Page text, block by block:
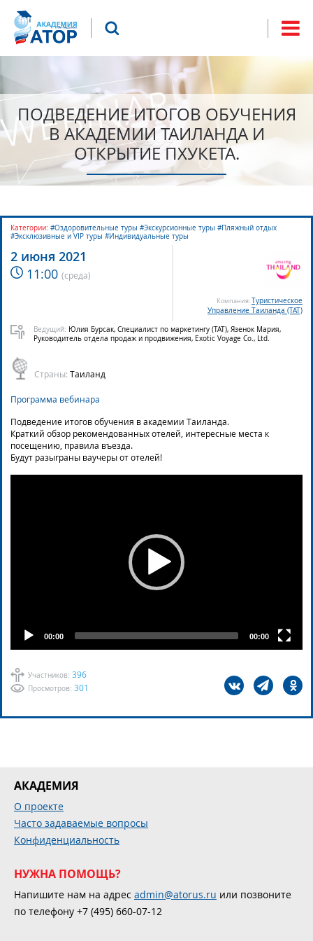
поиска
Что будем искать?
ПОДВЕДЕНИЕ ИТОГОВ ОБУЧЕНИЯ
В АКАДЕМИИ ТАИЛАНДА И
ОТКРЫТИЕ ПХУКЕТА.
2 июня 2021
11:00 (среда)
Компания:Туристическое
Управление Таиланда (TAT)
Участников: 396
Просмотров: 301
Ведущий: Юлия Бурсак, Специалист по маркетингу (ТАТ), Язенок Мария,
Руководитель отдела продаж и продвижения, Exotic Voyage Co., Ltd.
Страны: Таиланд
Категории: #Оздоровительные туры #Экскурсионные туры #Пляжный отдых
#Эксклюзивные и VIP туры #Индивидуальные туры
Программа вебинара
Подведение итогов обучения в академии Таиланда.
Краткий обзор рекомендованных отелей, интересные места к
посещению, правила въезда.
Будут разыграны ваучеры от отелей!
00:00 00:00
АКАДЕМИЯ
О проекте
Часто задаваемые вопросы
Конфиденциальность
НУЖНА ПОМОЩЬ?
Напишите нам на адрес admin@atorus.ru или позвоните
по телефону +7 (495) 660-07-12